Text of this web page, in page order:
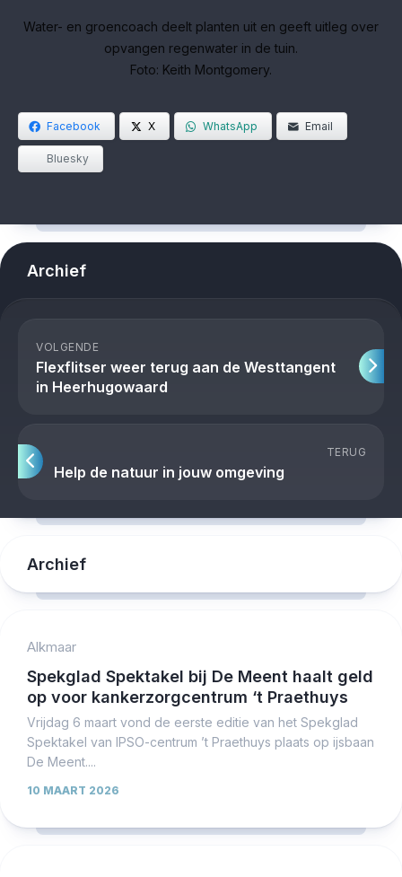
Water- en groencoach deelt planten uit en geeft uitleg over
opvangen regenwater in de tuin.
Foto: Keith Montgomery.
Facebook X WhatsApp Email
Bluesky
Archief
VOLGENDE
Flexflitser weer terug aan de Westtangent
in Heerhugowaard
TERUG
Help de natuur in jouw omgeving
Archief
Alkmaar
Spekglad Spektakel bij De Meent haalt geld
op voor kankerzorgcentrum ‘t Praethuys
Vrijdag 6 maart vond de eerste editie van het Spekglad
Spektakel van IPSO-centrum ’t Praethuys plaats op ijsbaan
De Meent....
10 MAART 2026